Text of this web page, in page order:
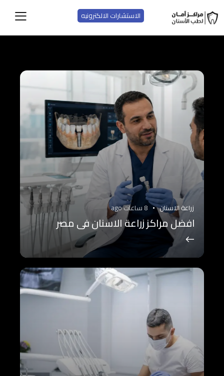
الاستشارات الالكترونيه
زراعة الاسنان 8 ساعات ago
افضل مراكز زراعة الاسنان فى مصر